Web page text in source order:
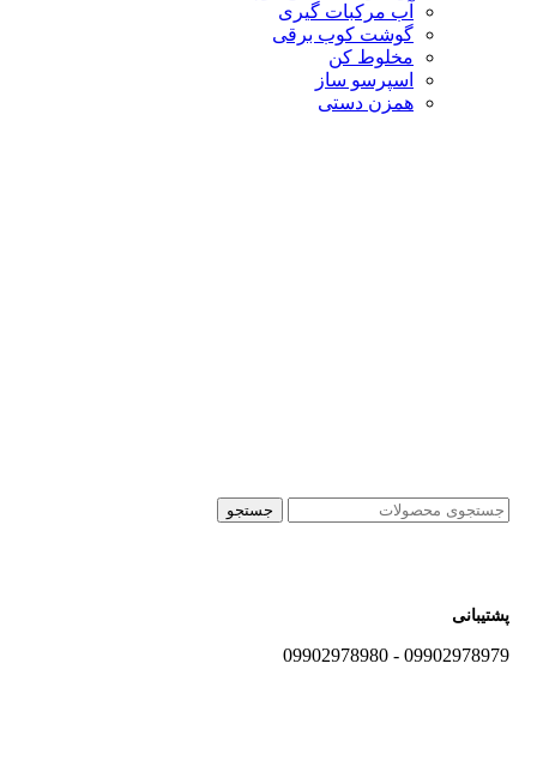
آب مرکبات گیری
گوشت کوب برقی
مخلوط کن
اسپرسو ساز
همزن دستی
جستجو
پشتیبانی
09902978979 - 09902978980